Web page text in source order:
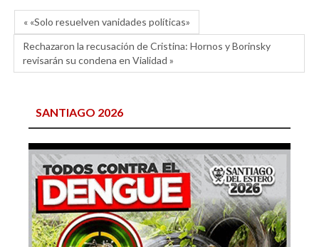
« «Solo resuelven vanidades políticas»
Rechazaron la recusación de Cristina: Hornos y Borinsky
revisarán su condena en Vialidad »
SANTIAGO 2026